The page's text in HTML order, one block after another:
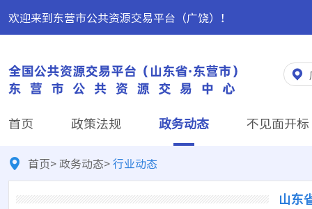
欢迎来到东营市公共资源交易平台（广饶）！
首页 政策法规 政务动态 不见面开标
首页>政务动态>行业动态
山东